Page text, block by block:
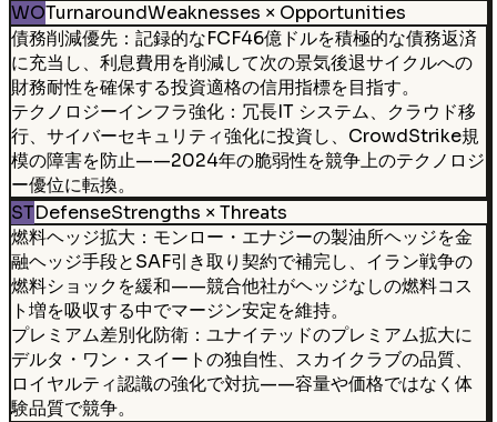
WOTurnaroundWeaknesses × Opportunities
債務削減優先：記録的なFCF46億ドルを積極的な債務返済
に充当し、利息費用を削減して次の景気後退サイクルへの
財務耐性を確保する投資適格の信用指標を目指す。
テクノロジーインフラ強化：冗長IT システム、クラウド移
行、サイバーセキュリティ強化に投資し、CrowdStrike規
模の障害を防止——2024年の脆弱性を競争上のテクノロジ
ー優位に転換。
STDefenseStrengths × Threats
燃料ヘッジ拡大：モンロー・エナジーの製油所ヘッジを金
融ヘッジ手段とSAF引き取り契約で補完し、イラン戦争の
燃料ショックを緩和——競合他社がヘッジなしの燃料コス
ト増を吸収する中でマージン安定を維持。
プレミアム差別化防衛：ユナイテッドのプレミアム拡大に
デルタ・ワン・スイートの独自性、スカイクラブの品質、
ロイヤルティ認識の強化で対抗——容量や価格ではなく体
験品質で競争。